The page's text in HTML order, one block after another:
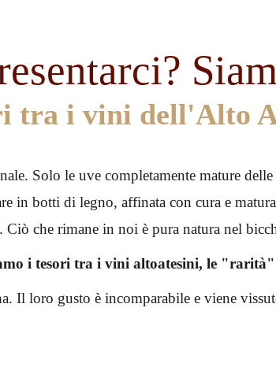
tra i vini dell'Alto
Solo le uve completamente mature
in botti di legno, affinata con cura e
Ciò che rimane in noi è pura natura nel
i tesori tra i vini altoatesini, le
Il loro gusto è incomparabile e viene